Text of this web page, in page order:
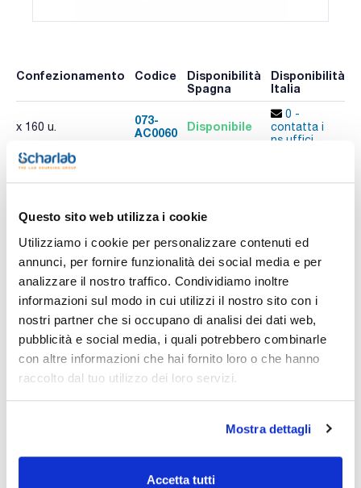
Questo sito web utilizza i cookie
Utilizziamo i cookie per personalizzare contenuti ed
annunci, per fornire funzionalità dei social media e per
analizzare il nostro traffico. Condividiamo inoltre
informazioni sul modo in cui utilizzi il nostro sito con i
nostri partner che si occupano di analisi dei dati web,
pubblicità e social media, i quali potrebbero combinarle
con altre informazioni che hai fornito loro o che hanno
raccolto dal tuo utilizzo dei loro servizi.
Mostra dettagli
Accetta tutti
Confezionamento Codice
Disponibilità
Spagna
Disponibilità
Italia
x 160 u.
073-
AC0060
Disponibile
0 -
contatta i
ns.uffici
Stampa pagina prodotto
Caratteristiche
Capacità (ml) : 60
Conf. (unità) : 160
Vedi di più
Documentazione tecnica
TDS / Scheda tecnica
COA
Registrati per i download
Registrati per i download